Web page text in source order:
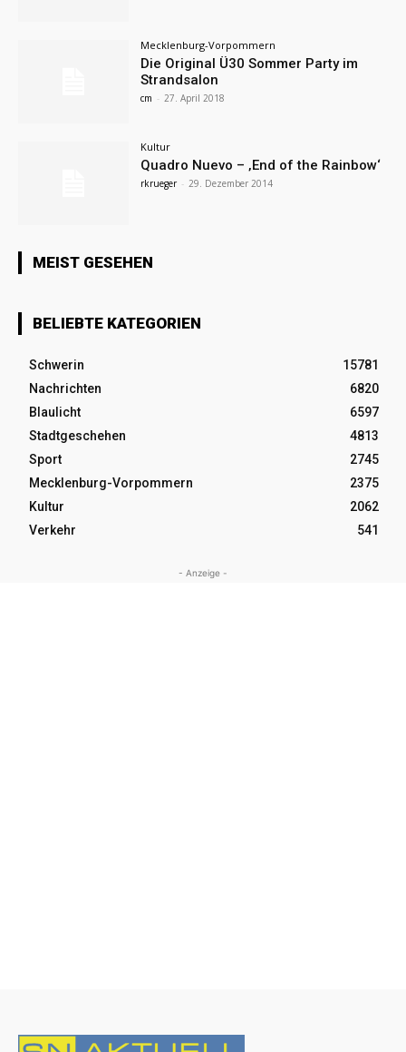
Mecklenburg-Vorpommern
Die Original Ü30 Sommer Party im
Strandsalon
cm - 27. April 2018
Kultur
Quadro Nuevo – ‚End of the Rainbow‘
rkrueger - 29. Dezember 2014
MEIST GESEHEN
BELIEBTE KATEGORIEN
Schwerin
15781
Nachrichten
6820
Blaulicht
6597
Stadtgeschehen
4813
Sport
2745
Mecklenburg-Vorpommern
2375
Kultur
2062
Verkehr
541
- Anzeige -